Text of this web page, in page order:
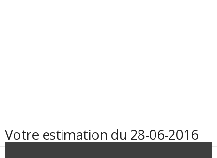
Votre estimation du 28-06-2016